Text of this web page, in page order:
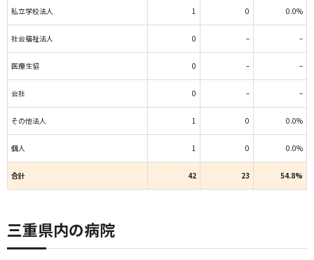
私立学校法人 1 0 0.0%
社会福祉法人 0 – –
医療生協 0 – –
会社 0 – –
その他法人 1 0 0.0%
個人 1 0 0.0%
合計 42 23 54.8%
三重県内の病院